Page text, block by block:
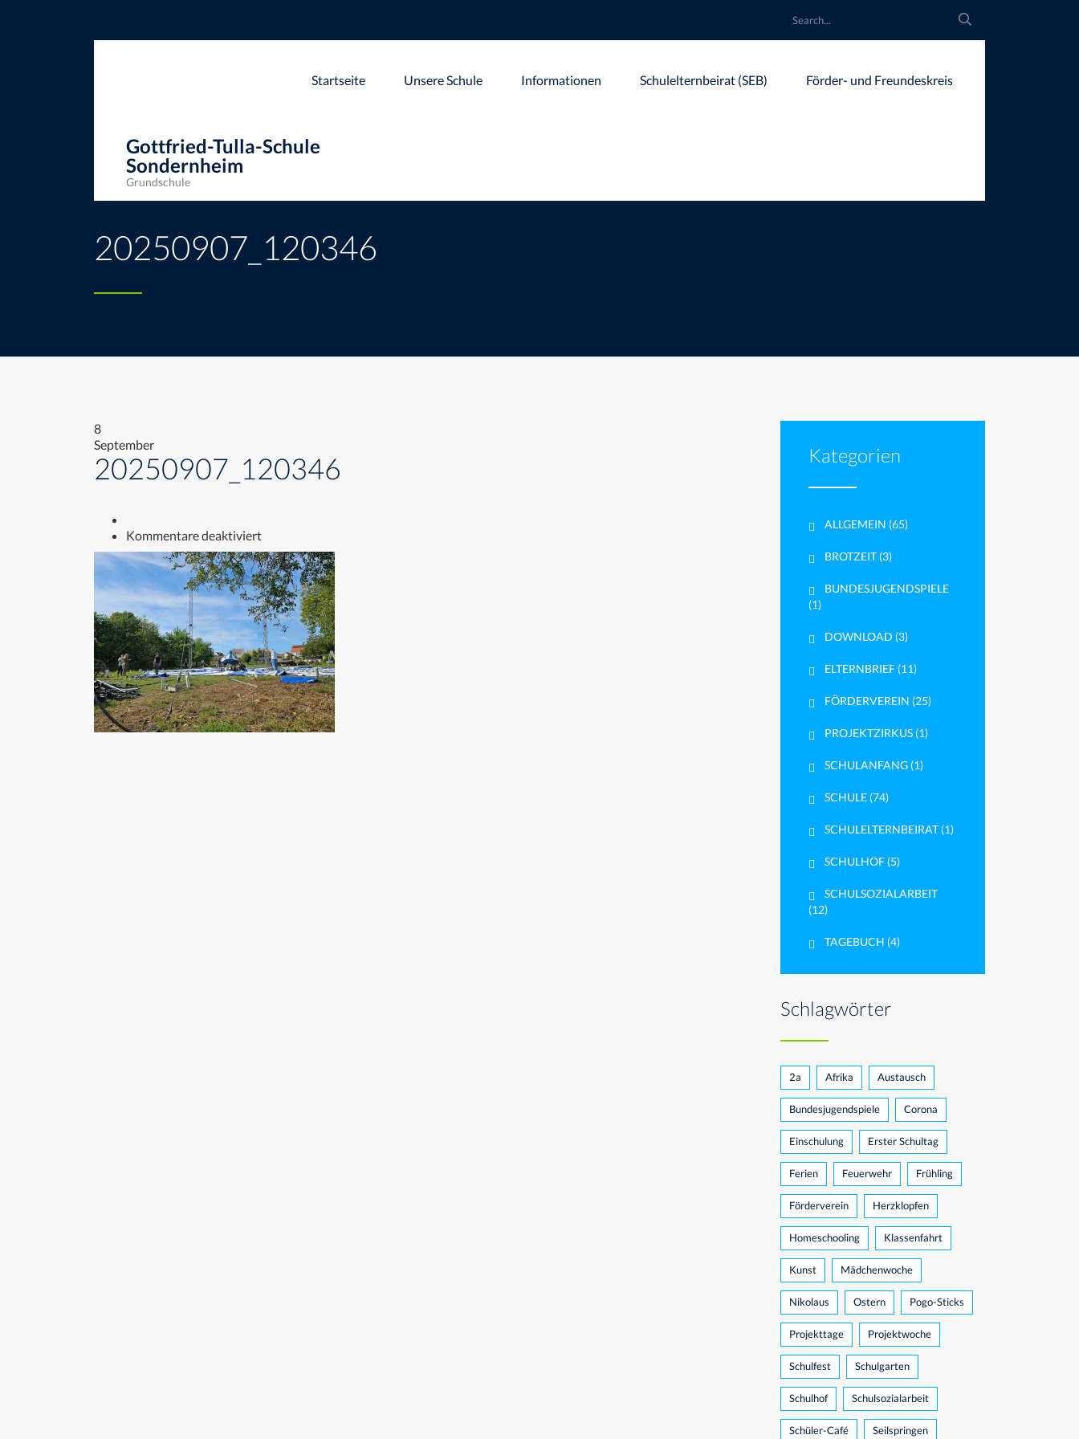
Startseite Unsere Schule Informationen Schulelternbeirat (SEB) Förder- und Freundeskreis
Gottfried-Tulla-Schule
Sondernheim
Grundschule
Gottfried-Tulla-Schule Sondernheim
20250907_120346
8
September
20250907_120346
Kommentare deaktiviertfür
20250907_120346
Kategorien
ALLGEMEIN (65)
BROTZEIT (3)
BUNDESJUGENDSPIELE
(1)
DOWNLOAD (3)
ELTERNBRIEF (11)
FÖRDERVEREIN (25)
PROJEKTZIRKUS (1)
SCHULANFANG (1)
SCHULE (74)
SCHULELTERNBEIRAT (1)
SCHULHOF (5)
SCHULSOZIALARBEIT
(12)
TAGEBUCH (4)
Schlagwörter
2a Afrika Austausch
Bundesjugendspiele Corona
Einschulung Erster Schultag
Ferien Feuerwehr Frühling
Förderverein Herzklopfen
Homeschooling Klassenfahrt
Kunst Mädchenwoche
Nikolaus Ostern Pogo-Sticks
Projekttage Projektwoche
Schulfest Schulgarten
Schulhof Schulsozialarbeit
Schüler-Café Seilspringen